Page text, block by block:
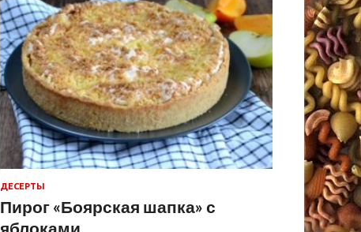
ДЕСЕРТЫ
Пирог «Боярская шапка» с
яблоками